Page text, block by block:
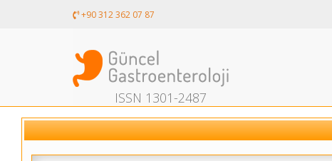
+90 312 362 07 87
ISSN 1301-2487